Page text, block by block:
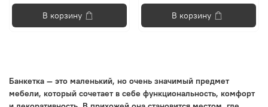
В корзину В корзину
Банкетка — это маленький, но очень значимый предмет
мебели, который сочетает в себе функциональность, комфорт